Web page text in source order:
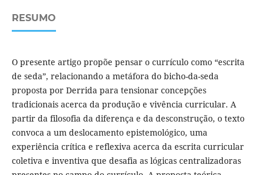
RESUMO
O presente artigo propõe pensar o currículo como “escrita
de seda”, relacionando a metáfora do bicho-da-seda
proposta por Derrida para tensionar concepções
tradicionais acerca da produção e vivência curricular. A
partir da filosofia da diferença e da desconstrução, o texto
convoca a um deslocamento epistemológico, uma
experiência crítica e reflexiva acerca da escrita curricular
coletiva e inventiva que desafia as lógicas centralizadoras